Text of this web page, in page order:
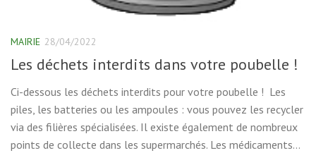
MAIRIE 28/04/2022
Les déchets interdits dans votre poubelle !
Ci-dessous les déchets interdits pour votre poubelle ! Les
piles, les batteries ou les ampoules : vous pouvez les recycler
via des filières spécialisées. Il existe également de nombreux
points de collecte dans les supermarchés. Les médicaments...